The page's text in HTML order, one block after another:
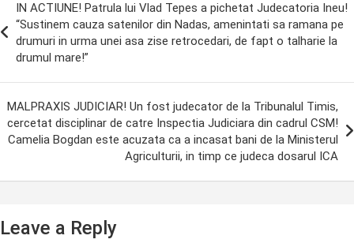
IN ACTIUNE! Patrula lui Vlad Tepes a pichetat Judecatoria Ineu!
“Sustinem cauza satenilor din Nadas, amenintati sa ramana pe
drumuri in urma unei asa zise retrocedari, de fapt o talharie la
drumul mare!”
MALPRAXIS JUDICIAR! Un fost judecator de la Tribunalul Timis,
cercetat disciplinar de catre Inspectia Judiciara din cadrul CSM!
Camelia Bogdan este acuzata ca a incasat bani de la Ministerul
Agriculturii, in timp ce judeca dosarul ICA
Leave a Reply